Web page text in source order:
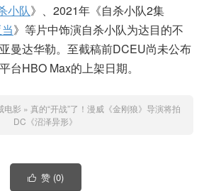
小队》、2021年《自杀小队2集
》等片中饰演自杀小队为达目的不
曼达华勒。至截稿前DCEU尚未公布
台HBO Max的上架日期。
电影 » 真的“开战”了！漫威《金刚狼》导演将拍
DC《沼泽异形》
 赞 (0)